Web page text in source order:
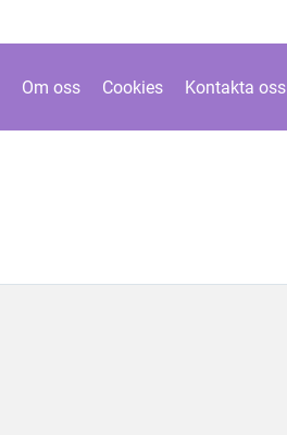
Om oss Cookies Kontakta oss